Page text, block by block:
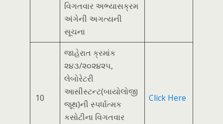
વિગતવાર અભ્યાસક્રમ
અંગેની અગત્યની
સૂચના
10
જાહેરાત ક્રમાંક
૨૪૩/૨૦૨૪૨૫,
લેબોરેટરી
આસીસ્ટન્ટ(બાયોલોજી
જૂથ)ની સ્પર્ધાત્મક
કસોટીના વિગતવાર
Click Here